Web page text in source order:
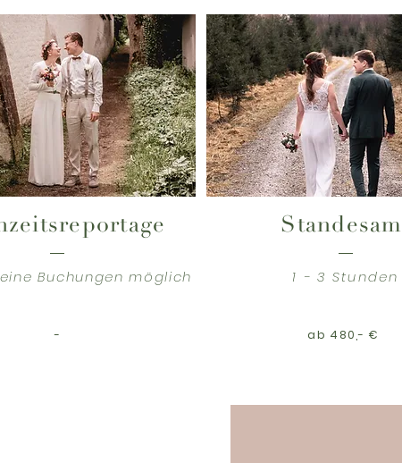
Buchungen möglich
-
1 - 3 Stunden
ab 480,- €